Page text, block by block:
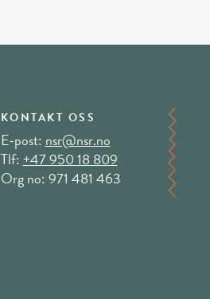
KONTAKT OSS
E-post: nsr@nsr.no
Tlf:+47 950 18 809
Org no: 971 481 463